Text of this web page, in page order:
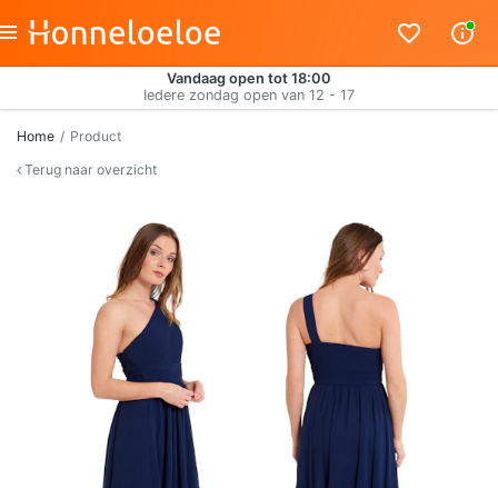
Vandaag open tot 18:00
Iedere zondag open van 12 - 17
Home
Product
Terug naar overzicht